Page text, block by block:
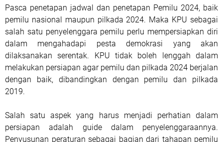
Pasca penetapan jadwal dan penetapan Pemilu 2024, baik
pemilu nasional maupun pilkada 2024. Maka KPU sebagai
salah satu penyelenggara pemilu perlu mempersiapkan diri
dalam mengahadapi pesta demokrasi yang akan
dilaksanakan serentak. KPU tidak boleh lenggah dalam
melakukan persiapan agar pemilu dan pilkada 2024 berjalan
dengan baik, dibandingkan dengan pemilu dan pilkada
2019.
Salah satu aspek yang harus menjadi perhatian dalam
persiapan adalah guide dalam penyelenggaraannya.
Penyusunan peraturan sebagai bagian dari tahapan pemilu